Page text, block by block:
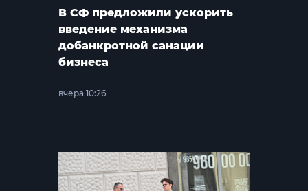
В СФ предложили ускорить
введение механизма
добанкротной санации
бизнеса
вчера 10:26